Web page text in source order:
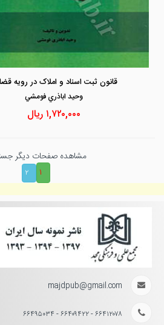
قانون ثبت اسناد و املاک در رویه
وحيد اباذري فومشي
۱,۷۲۰,۰۰۰ ریال
مشاهده صفحات دیگر
۱
۲
majdpub@gmail.com
۶۶۴۱۲۰۷۸ - ۶۶۴۰۹۴۲۲ - ۶۶۴۹۵۰۳۴